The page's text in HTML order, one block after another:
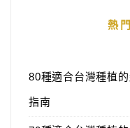
熱
80種適合台灣種植
指南